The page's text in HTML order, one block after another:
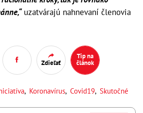
uzatvárajú nahnevaní členovia
Zdieľať
Tip na
článok
, Koronavírus, Covid19, Skutočné